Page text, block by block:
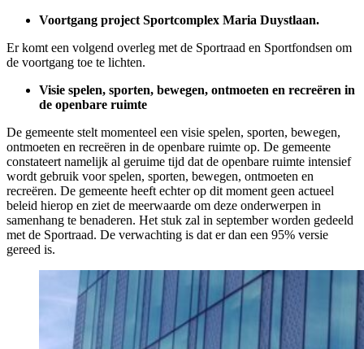
Voortgang project Sportcomplex Maria Duystlaan.
Er komt een volgend overleg met de Sportraad en Sportfondsen om
de voortgang toe te lichten.
Visie spelen, sporten, bewegen, ontmoeten en recreëren in
de openbare ruimte
De gemeente stelt momenteel een visie spelen, sporten, bewegen,
ontmoeten en recreëren in de openbare ruimte op. De gemeente
constateert namelijk al geruime tijd dat de openbare ruimte intensief
wordt gebruik voor spelen, sporten, bewegen, ontmoeten en
recreëren. De gemeente heeft echter op dit moment geen actueel
beleid hierop en ziet de meerwaarde om deze onderwerpen in
samenhang te benaderen. Het stuk zal in september worden gedeeld
met de Sportraad. De verwachting is dat er dan een 95% versie
gereed is.